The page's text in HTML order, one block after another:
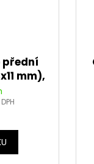
přední
mm),